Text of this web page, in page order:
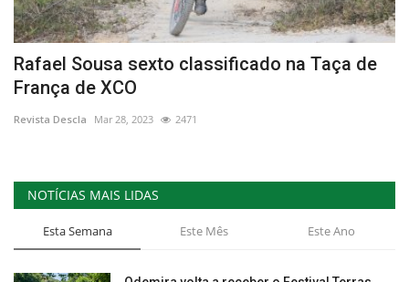
Rafael Sousa sexto classificado na Taça de
França de XCO
Revista Descla Mar 28, 2023 2471
NOTÍCIAS MAIS LIDAS
Esta Semana Este Mês Este Ano